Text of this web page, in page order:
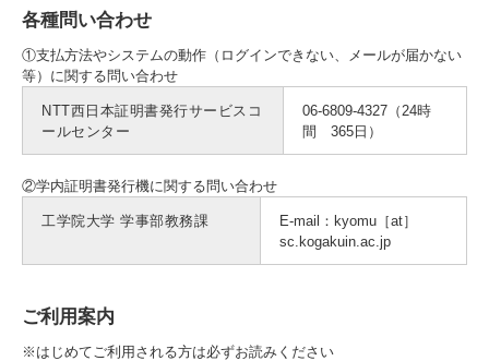
各種問い合わせ
①支払方法やシステムの動作（ログインできない、メールが届かない
等）に関する問い合わせ
NTT西日本証明書発行サービスコ
ールセンター
06-6809-4327（24時
間 365日）
②学内証明書発行機に関する問い合わせ
工学院大学 学事部教務課
E-mail：kyomu［at］
sc.kogakuin.ac.jp
ご利用案内
※はじめてご利用される方は必ずお読みください